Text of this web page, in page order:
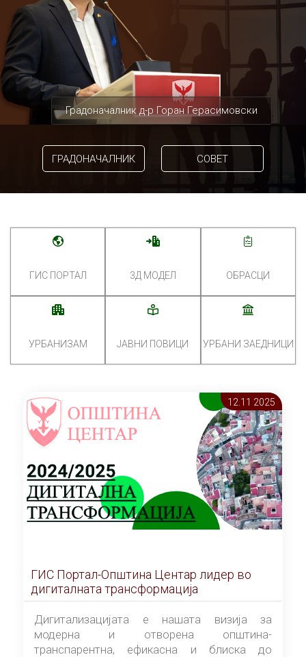
Градоначалник д-р Горан Герасимовски
ГРАДОНАЧАЛНИК СОВЕТ
ГИС ПОРТАЛ 3Д МОДЕЛ ОБРАСЦИ
УРБАНИЗАМ ЈАВНИ ПОВИЦИ УРБАНИ ЗАЕДНИЦИ
12.11 2025
ГИС Портал-Општина Центар лидер во
дигиталната трансформација
Дигитализацијата е нашата визија за
модерна и отворена општина-
транспарентна, ефикасна и блиска до